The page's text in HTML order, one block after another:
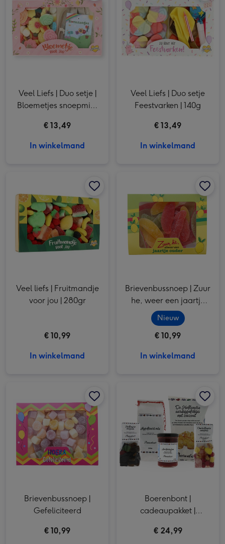
Veel Liefs | Duo setje |
Bloemetjes snoepmix |
€ 13,49
In winkelmand
Veel Liefs | Duo setje
Feestvarken | 140g
€ 13,49
In winkelmand
Veel liefs | Fruitmandje
voor jou | 280gr
€ 10,99
In winkelmand
Brievenbussnoep | Zuur
he, weer een jaartje
ouder
Nieuw
€ 10,99
In winkelmand
Brievenbussnoep |
Gefeliciteerd
€ 10,99
Boerenbont |
cadeaupakket |
€ 24,99